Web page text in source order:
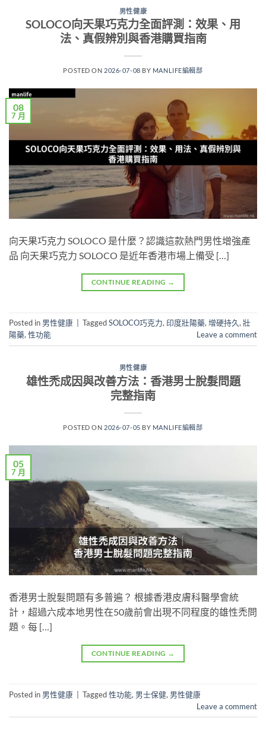
男性健康
SOLOCO向天果巧克力全面評測：效果、用
法、真假辨別與香港購買指南
POSTED ON 2026-07-08 BY MANLIFE編輯部
08
7 月
向天果巧克力 SOLOCO 是什麼？認識這款熱門男性增強產
品 向天果巧克力 SOLOCO 是近年香港市場上備受 […]
CONTINUE READING →
Posted in 男性健康 TaggedSOLOCO巧克力,印度壯陽藥,增硬持久,壯
陽藥,性功能 Leave a comment
男性健康
雄性禿成因與改善方法：香港男士脫髮問題
完整指南
POSTED ON 2026-07-05 BY MANLIFE編輯部
05
7 月
香港男士脫髮問題有多普遍？ 根據香港皮膚科醫學會統
計，超過六成本地男性在50歲前會出現不同程度的雄性禿問
題。每 […]
CONTINUE READING →
Posted in 男性健康 Tagged性功能, 男士保健, 男性健康
Leave a comment